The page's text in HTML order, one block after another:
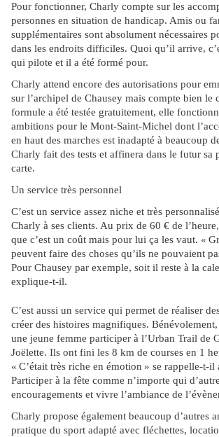
Pour fonctionner, Charly compte sur les
personnes en situation de handicap. Amis ou
supplémentaires sont absolument nécessaires
dans les endroits difficiles. Quoi qu’il arrive,
qui pilote et il a été formé pour.
Charly attend encore des autorisations pour
sur l’archipel de Chausey mais compte bien le
formule a été testée gratuitement, elle
ambitions pour le Mont-Saint-Michel dont
en haut des marches est inadapté à beaucoup
Charly fait des tests et affinera dans le futur sa
carte.
Un service très personnel
C’est un service assez niche et très
Charly à ses clients. Au prix de 60 € de
que c’est un coût mais pour lui ça les vaut. « Gr
peuvent faire des choses qu’ils ne pouvaient
Pour Chausey par exemple, soit il reste à la
explique-t-il.
C’est aussi un service qui permet de réaliser
créer des histoires magnifiques.
une jeune femme participer à l’Urban Trail de
Joëlette. Ils ont fini les 8 km de courses en 1
« C’était très riche en émotion » se rappelle-t-il
Participer à la fête comme n’importe qui d’
encouragements et vivre l’ambiance de l’évè
Charly propose également beaucoup d’autres
pratique du sport adapté avec fléchettes,